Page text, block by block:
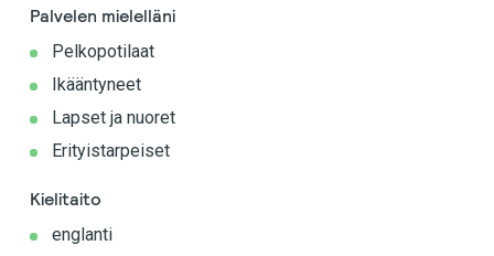
Palvelen mielelläni
Pelkopotilaat
Ikääntyneet
Lapset ja nuoret
Erityistarpeiset
Kielitaito
englanti